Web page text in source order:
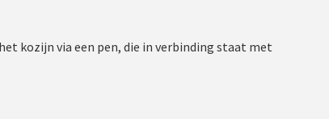
kozijn via een pen, die in verbinding staat met